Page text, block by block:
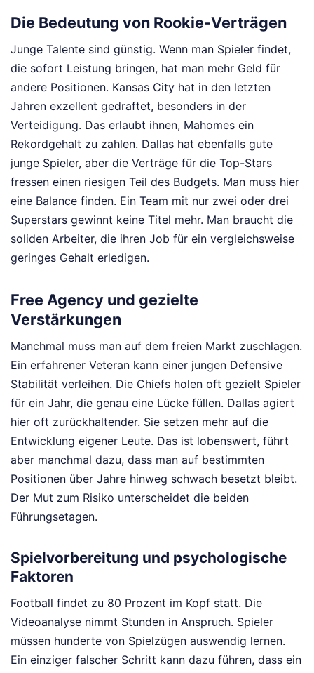
Die Bedeutung von Rookie-Verträgen
Junge Talente sind günstig. Wenn man Spieler findet,
die sofort Leistung bringen, hat man mehr Geld für
andere Positionen. Kansas City hat in den letzten
Jahren exzellent gedraftet, besonders in der
Verteidigung. Das erlaubt ihnen, Mahomes ein
Rekordgehalt zu zahlen. Dallas hat ebenfalls gute
junge Spieler, aber die Verträge für die Top-Stars
fressen einen riesigen Teil des Budgets. Man muss hier
eine Balance finden. Ein Team mit nur zwei oder drei
Superstars gewinnt keine Titel mehr. Man braucht die
soliden Arbeiter, die ihren Job für ein vergleichsweise
geringes Gehalt erledigen.
Free Agency und gezielte
Verstärkungen
Manchmal muss man auf dem freien Markt zuschlagen.
Ein erfahrener Veteran kann einer jungen Defensive
Stabilität verleihen. Die Chiefs holen oft gezielt Spieler
für ein Jahr, die genau eine Lücke füllen. Dallas agiert
hier oft zurückhaltender. Sie setzen mehr auf die
Entwicklung eigener Leute. Das ist lobenswert, führt
aber manchmal dazu, dass man auf bestimmten
Positionen über Jahre hinweg schwach besetzt bleibt.
Der Mut zum Risiko unterscheidet die beiden
Führungsetagen.
Spielvorbereitung und psychologische
Faktoren
Football findet zu 80 Prozent im Kopf statt. Die
Videoanalyse nimmt Stunden in Anspruch. Spieler
müssen hunderte von Spielzügen auswendig lernen.
Ein einziger falscher Schritt kann dazu führen, dass ein